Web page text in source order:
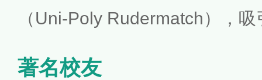
（Uni-Poly Rudermatch），
著名校友